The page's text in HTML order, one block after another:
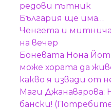
редови пътник
България ще има…
Ченгета и
на вечер
Боневата Нона
може хората да
какво я извади от
Маги Джанаварова:
бански!